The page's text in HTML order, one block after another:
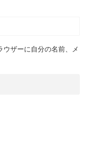
ウザーに自分の名前、メ